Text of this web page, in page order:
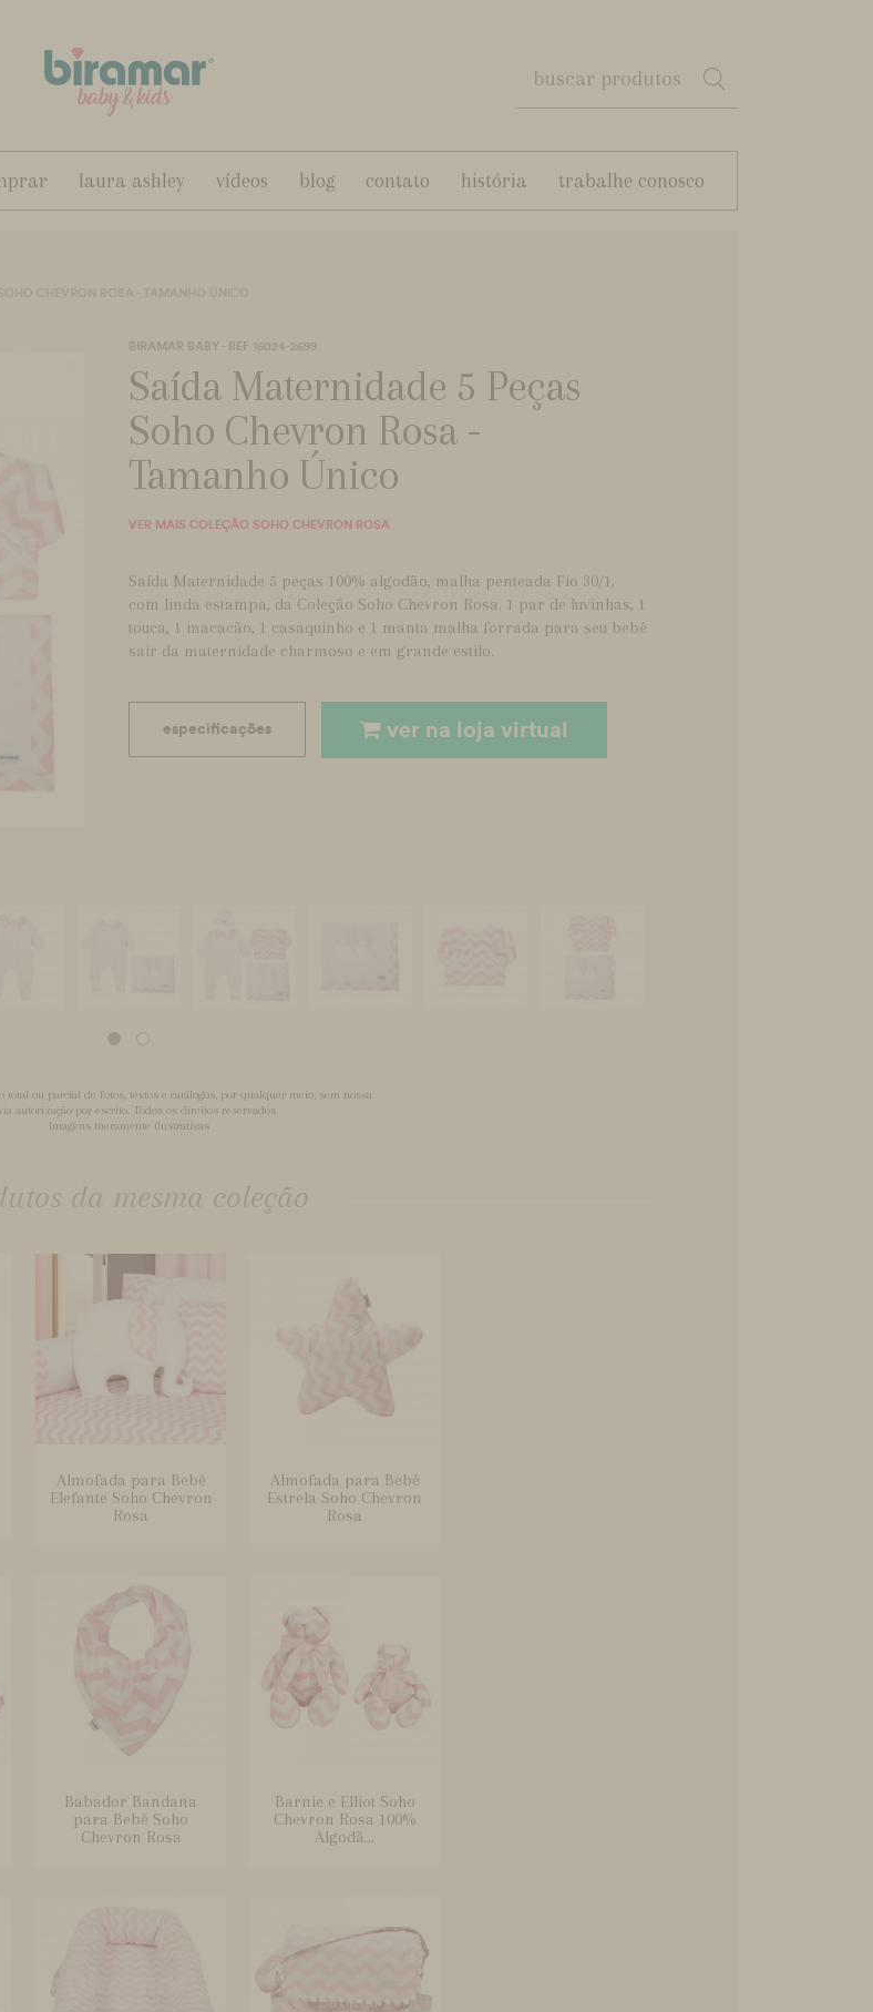
laura ashley vídeos blog contato história trabalhe conosco
BIRAMAR BABY - REF 16024-2699
Saída Maternidade 5 Peças
Soho Chevron Rosa -
Tamanho Único
VER MAIS COLEÇÃO SOHO CHEVRON ROSA
Saída Maternidade 5 peças 100% algodão, malha penteada Fio 30/1,
com linda estampa, da Coleção Soho Chevron Rosa. 1 par de luvinhas, 1
touca, 1 macacão, 1 casaquinho e 1 manta malha forrada para seu bebê
sair da maternidade charmoso e em grande estilo.
especificações ver na loja virtual
total ou parcial de fotos, textos e catálogos, por qualquer meio, sem nossa
autorização por escrito. Todos os direitos reservados
Imagens meramente ilustrativas
da mesma coleção
Almofada para Bebê
Elefante Soho Chevron
Rosa
Almofada para Bebê
Estrela Soho Chevron
Rosa
Babador Bandana
para Bebê Soho
Chevron Rosa
Barnie e Elliot Soho
Chevron Rosa 100%
Algodã...